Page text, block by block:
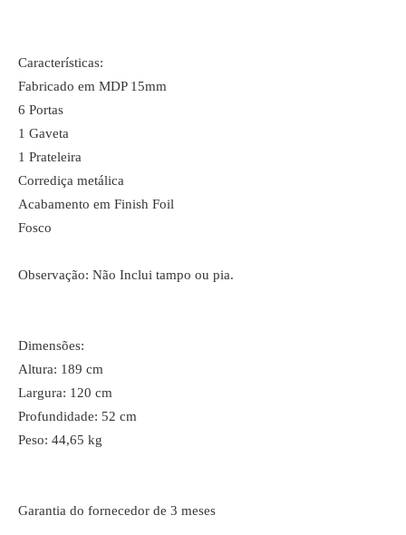
Características:
Fabricado em MDP 15mm
6 Portas
1 Gaveta
1 Prateleira
Corrediça metálica
Acabamento em Finish Foil
Fosco
Observação: Não Inclui tampo ou pia.
Dimensões:
Altura: 189 cm
Largura: 120 cm
Profundidade: 52 cm
Peso: 44,65 kg
Garantia do fornecedor de 3 meses